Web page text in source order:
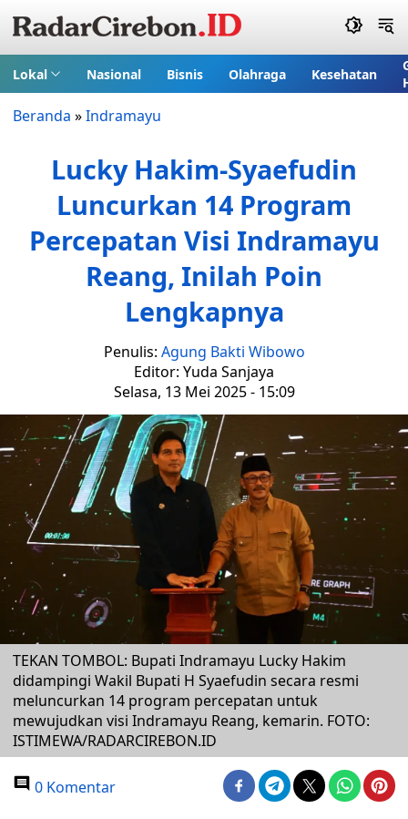
Lokal Nasional Bisnis Olahraga Kesehatan
Beranda »Indramayu
Lucky Hakim-Syaefudin
Luncurkan 14 Program
Percepatan Visi Indramayu
Reang, Inilah Poin
Lengkapnya
Penulis: Agung Bakti Wibowo
Editor: Yuda Sanjaya
Selasa, 13 Mei 2025 - 15:09
TEKAN TOMBOL: Bupati Indramayu Lucky Hakim
didampingi Wakil Bupati H Syaefudin secara resmi
meluncurkan 14 program percepatan untuk
mewujudkan visi Indramayu Reang, kemarin. FOTO:
ISTIMEWA/RADARCIREBON.ID
0 Komentar